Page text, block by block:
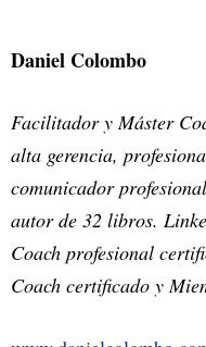
Daniel Colombo
Facilitador y Máster
alta gerencia,
comunicador
autor de 32 libros.
Coach profesional
Coach certificado y